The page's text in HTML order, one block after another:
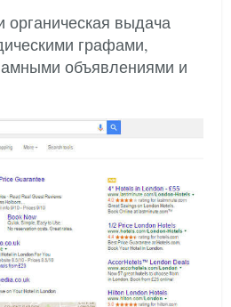
органическая выдача
графами,
объявлениями и